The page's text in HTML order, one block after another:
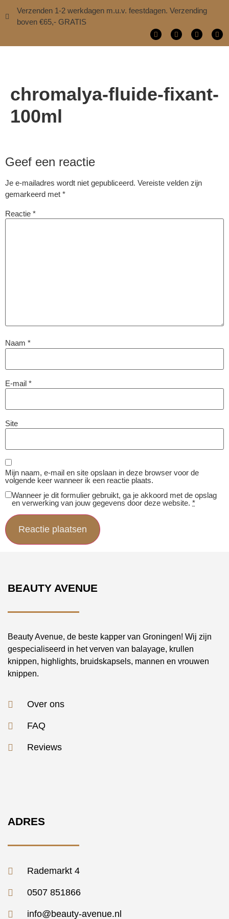
Verzenden 1-2 werkdagen m.u.v. feestdagen. Verzending
boven €65,- GRATIS
chromalya-fluide-fixant-
100ml
Geef een reactie
Je e-mailadres wordt niet gepubliceerd. Vereiste velden zijn
gemarkeerd met *
Reactie *
Naam *
E-mail *
Site
Mijn naam, e-mail en site opslaan in deze browser voor de
volgende keer wanneer ik een reactie plaats.
Wanneer je dit formulier gebruikt, ga je akkoord met de opslag
en verwerking van jouw gegevens door deze website. *
BEAUTY AVENUE
Beauty Avenue, de beste kapper van Groningen! Wij zijn
gespecialiseerd in het verven van balayage, krullen
knippen, highlights, bruidskapsels, mannen en vrouwen
knippen.
Over ons
FAQ
Reviews
ADRES
Rademarkt 4
0507 851866
info@beauty-avenue.nl